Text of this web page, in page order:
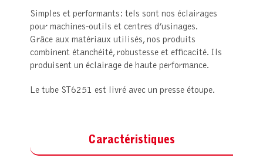
Simples et performants: tels sont nos éclairages
pour machines-outils et centres d’usinages.
Grâce aux matériaux utilisés, nos produits
combinent étanchéité, robustesse et efficacité. Ils
produisent un éclairage de haute performance.
Le tube ST6251 est livré avec un presse étoupe.
Caractéristiques